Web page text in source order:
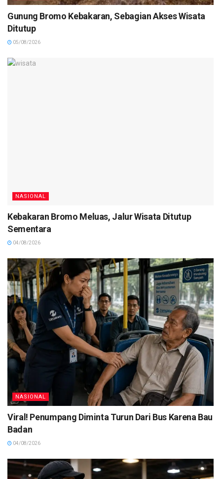
Gunung Bromo Kebakaran, Sebagian Akses Wisata
Ditutup
05/08/2026
NASIONAL
Kebakaran Bromo Meluas, Jalur Wisata Ditutup
Sementara
04/08/2026
NASIONAL
Viral! Penumpang Diminta Turun Dari Bus Karena Bau
Badan
04/08/2026